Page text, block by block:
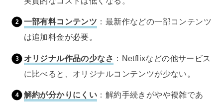
一部有料コンテンツ ：最新作などの一部コンテンツ
は追加料金が必要。
オリジナル作品の少なさ ：Netflixなどの他サービス
に比べると、オリジナルコンテンツが少ない。
解約が分かりにくい ：解約手続きがやや複雑であ